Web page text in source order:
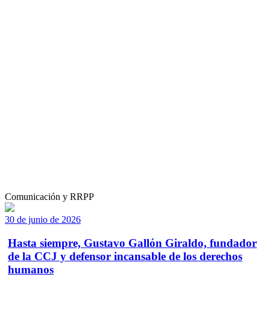
Comunicación y RRPP
30 de junio de 2026
Hasta siempre, Gustavo Gallón Giraldo, fundador
de la CCJ y defensor incansable de los derechos
humanos